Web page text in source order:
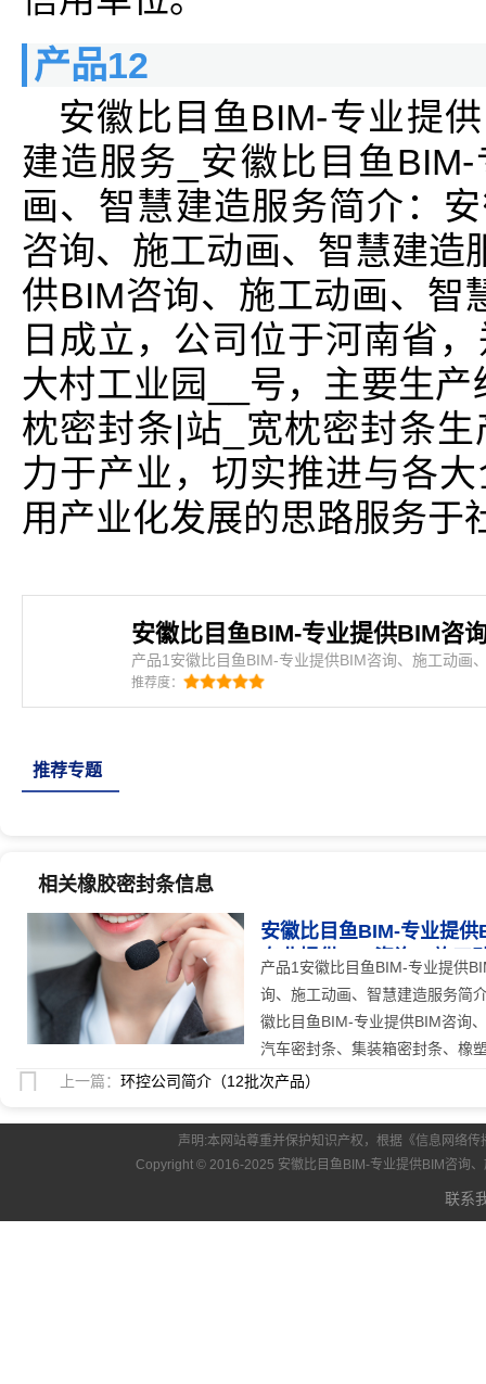
产品12
安徽比目鱼BIM-专业提
建造服务_安徽比目鱼
画、智慧建造服务简介：
咨询、施工动画、智慧建造
供BIM咨询、施工动画、智
日成立，公司位于河南省
大村工业园__号，主要生
枕密封条|站_宽枕密封条
力于产业，切实推进与各
用产业化发展的思路服务于
产品1安徽比目鱼BIM-专业提供BIM咨询、施工动画
BIM-专业提供BIM咨询、施工动画、智慧建造服务
BIM咨询、施工动画、智慧建造服务_安徽比目鱼
推荐度：
推荐专题
相关橡胶密封条信息
安徽比目鱼BIM-专业提
专业提供BIM咨询、施工
产品1安徽比目鱼BIM-专业提供
询、施工动画、智慧建造服务简
徽比目鱼BIM-专业提供BIM咨询
汽车密封条、集装箱密封条、橡
上一篇： 环控公司简介（12批次产品）
声明:本网站尊重并保护知识产权，根据《信息网络
Copyright © 2016-2025 安徽比目鱼BIM-专业提供BIM咨询
联系